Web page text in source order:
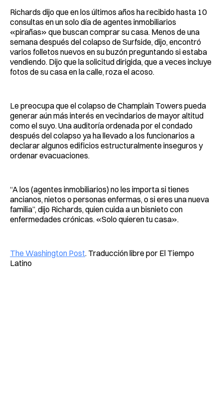
Richards dijo que en los últimos años ha recibido hasta 10
consultas en un solo día de agentes inmobiliarios
«pirañas» que buscan comprar su casa. Menos de una
semana después del colapso de Surfside, dijo, encontró
varios folletos nuevos en su buzón preguntando si estaba
vendiendo. Dijo que la solicitud dirigida, que a veces incluye
fotos de su casa en la calle, roza el acoso.
Le preocupa que el colapso de Champlain Towers pueda
generar aún más interés en vecindarios de mayor altitud
como el suyo. Una auditoría ordenada por el condado
después del colapso ya ha llevado a los funcionarios a
declarar algunos edificios estructuralmente inseguros y
ordenar evacuaciones.
“A los (agentes inmobiliarios) no les importa si tienes
ancianos, nietos o personas enfermas, o si eres una nueva
familia”, dijo Richards, quien cuida a un bisnieto con
enfermedades crónicas. «Solo quieren tu casa».
The Washington Post. Traducción libre por El Tiempo
Latino